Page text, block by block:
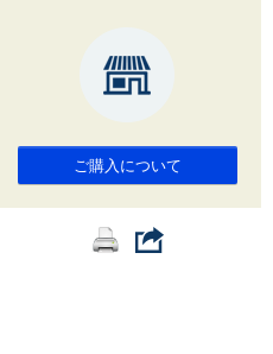
ご購入について